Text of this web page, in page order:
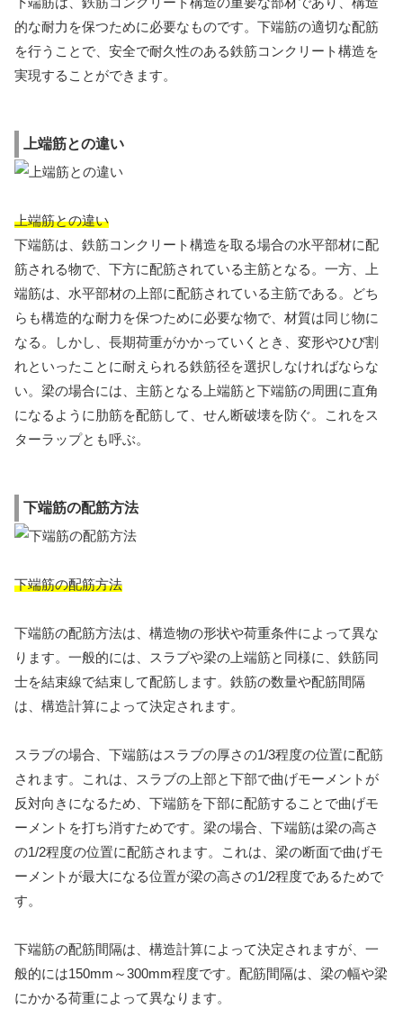
的な耐力を保つために必要なものです。下端筋の適切な配筋
を行うことで、安全で耐久性のある鉄筋コンクリート構造を
実現することができます。
上端筋との違い
上端筋との違い
下端筋は、鉄筋コンクリート構造を取る場合の水平部材に配
筋される物で、下方に配筋されている主筋となる。一方、上
端筋は、水平部材の上部に配筋されている主筋である。どち
らも構造的な耐力を保つために必要な物で、材質は同じ物に
なる。しかし、長期荷重がかかっていくとき、変形やひび割
れといったことに耐えられる鉄筋径を選択しなければならな
い。梁の場合には、主筋となる上端筋と下端筋の周囲に直角
になるように肋筋を配筋して、せん断破壊を防ぐ。これをス
ターラップとも呼ぶ。
下端筋の配筋方法
下端筋の配筋方法
下端筋の配筋方法は、構造物の形状や荷重条件によって異な
ります。一般的には、スラブや梁の上端筋と同様に、鉄筋同
士を結束線で結束して配筋します。鉄筋の数量や配筋間隔
は、構造計算によって決定されます。
スラブの場合、下端筋はスラブの厚さの1/3程度の位置に配筋
されます。これは、スラブの上部と下部で曲げモーメントが
反対向きになるため、下端筋を下部に配筋することで曲げモ
ーメントを打ち消すためです。梁の場合、下端筋は梁の高さ
の1/2程度の位置に配筋されます。これは、梁の断面で曲げモ
ーメントが最大になる位置が梁の高さの1/2程度であるためで
す。
下端筋の配筋間隔は、構造計算によって決定されますが、一
般的には150mm～300mm程度です。配筋間隔は、梁の幅や梁
にかかる荷重によって異なります。